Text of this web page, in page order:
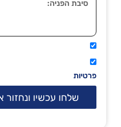
פרטיות
שלחו עכשיו ונחזור